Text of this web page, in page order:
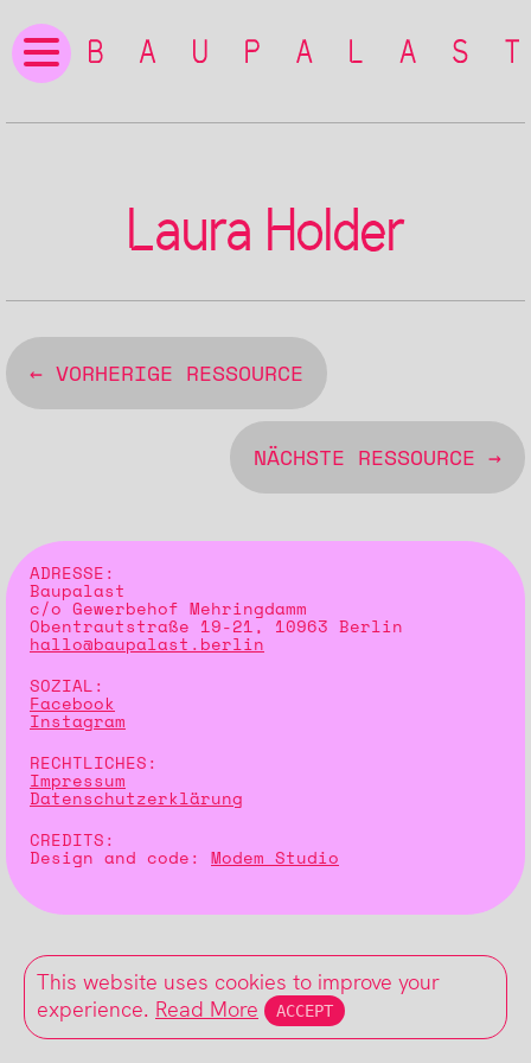
Laura Holder
← VORHERIGE RESSOURCE
NÄCHSTE RESSOURCE →
ADRESSE:
Baupalast
c/o Gewerbehof Mehringdamm
Obentrautstraße 19-21, 10963 Berlin
hallo@baupalast.berlin
SOZIAL:
Facebook
Instagram
RECHTLICHES:
Impressum
Datenschutzerklärung
CREDITS:
Design and code: Modem Studio
This website uses cookies to improve your
experience. Read More ACCEPT